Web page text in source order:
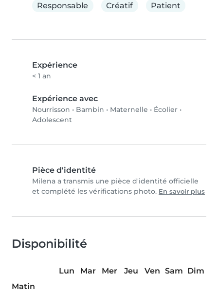
Responsable
Créatif Patient
Expérience
< 1 an
Expérience avec
Nourrisson • Bambin • Maternelle • Écolier •
Adolescent
Pièce d'identité
Milena a transmis une pièce d'identité officielle
et complété les vérifications photo. En savoir plus
Disponibilité
Lun Mar Mer Jeu Ven Sam Dim
Matin